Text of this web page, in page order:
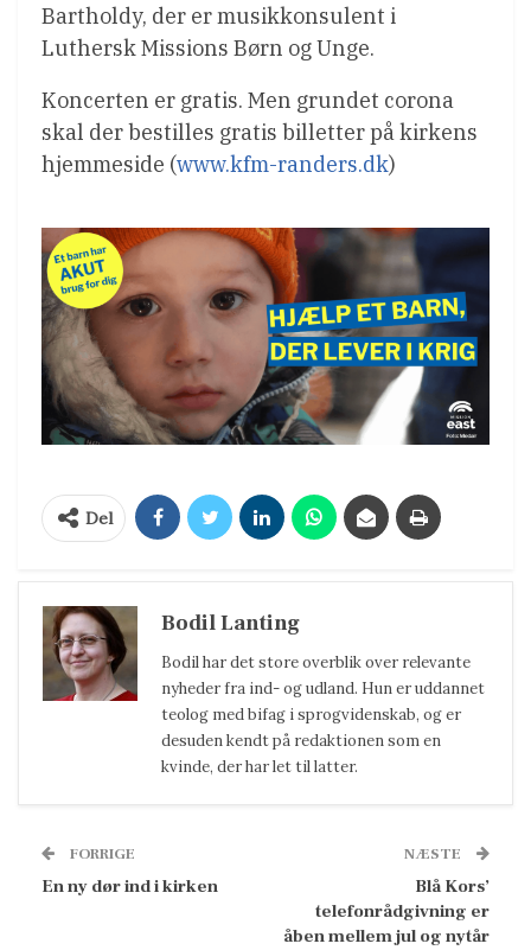
Bartholdy, der er musikkonsulent i
Luthersk Missions Børn og Unge.
Koncerten er gratis. Men grundet corona
skal der bestilles gratis billetter på kirkens
hjemmeside (www.kfm-randers.dk)
Del
Bodil Lanting
Bodil har det store overblik over relevante
nyheder fra ind- og udland. Hun er uddannet
teolog med bifag i sprogvidenskab, og er
desuden kendt på redaktionen som en
kvinde, der har let til latter.
FORRIGE
En ny dør ind i kirken
NÆSTE
Blå Kors’
telefonrådgivning er
åben mellem jul og nytår